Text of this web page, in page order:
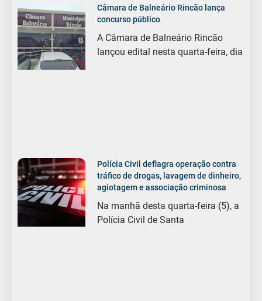
Câmara de Balneário Rincão lança
concurso público
A Câmara de Balneário Rincão
lançou edital nesta quarta-feira, dia
Polícia Civil deflagra operação contra
tráfico de drogas, lavagem de dinheiro,
agiotagem e associação criminosa
Na manhã desta quarta-feira (5), a
Polícia Civil de Santa